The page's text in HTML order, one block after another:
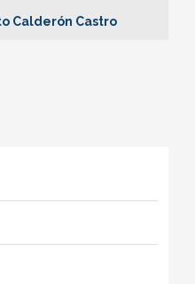
Calderón Castro